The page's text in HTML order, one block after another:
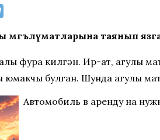
мәгълүматларына таянып
фура килгән. Ир-ат, агулы
юмакчы булган. Шунда агулы
Автомобиль в аренду на